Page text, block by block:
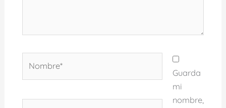
Guarda
mi
nombre,